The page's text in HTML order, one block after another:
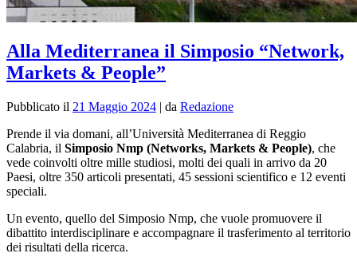
Alla Mediterranea il Simposio “Network,
Markets & People”
Pubblicato il 21 Maggio 2024 | da Redazione
Prende il via domani, all’Università Mediterranea di Reggio
Calabria, il Simposio Nmp (Networks, Markets & People), che
vede coinvolti oltre mille studiosi, molti dei quali in arrivo da 20
Paesi, oltre 350 articoli presentati, 45 sessioni scientifico e 12 eventi
speciali.
Un evento, quello del Simposio Nmp, che vuole promuovere il
dibattito interdisciplinare e accompagnare il trasferimento al territorio
dei risultati della ricerca.